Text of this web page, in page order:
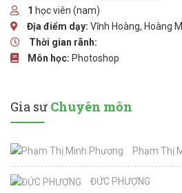
1 học viên (nam)
Địa điểm dạy: Vĩnh Hoàng, Hoàng
Thời gian rãnh:
Môn học: Photoshop
Gia sư Chuyên môn
Phạm Thị
ĐỨC PHƯỢNG